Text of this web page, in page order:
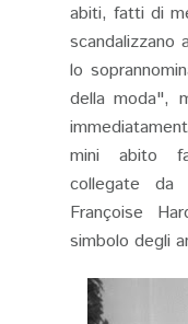
abiti, fatti di
scandalizzano
lo
della moda",
mini abito
collegate da
Françoise
simbolo degli